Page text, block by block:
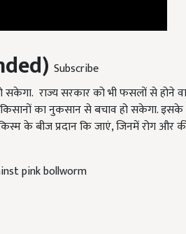
Subscribe
)
राज्य सरकार को भी फसलों से होने वाले
का नुकसान से बचाव हो सकेगा. इसके
के बीज प्रदान कि जाएं, जिनमें रोग और कीट